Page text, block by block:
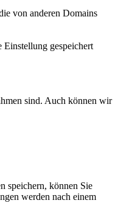
von anderen Domains
gespeichert
sind. Auch können wir
speichern, können Sie
werden nach einem